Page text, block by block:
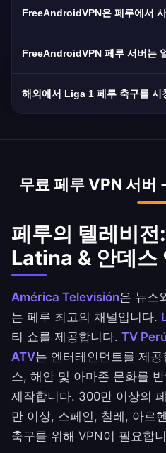
쿠스코에 여러 고속 서버
앱에서 선호하는 페루 도
FreeAndroidVPN은 페루에서
용합니다. VPN은 페루의
FreeAndroidVPN 페루 서버는
Movistar, Claro, Entel
해외에서 Liga 1 페루 축구를 시
역 제한이 있습니다. VPN
무료 페루 VPN 서
페루의 텔레비
Latina & 안데스
América Televisión은 뉴스
는 페루 최고의 채널입니다.
티 쇼를 제공합니다. TV
ATV는 엔터테인먼트를 제
스, 해안 및 아마존 문화를
제작합니다. 300만 이상의
만 이상, 스페인, 칠레, 아르
축구를 위해 VPN이 필요합